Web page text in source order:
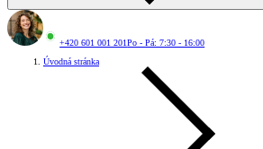
+420 601 001 201Po - Pá: 7:30 - 16:00
Úvodná stránka